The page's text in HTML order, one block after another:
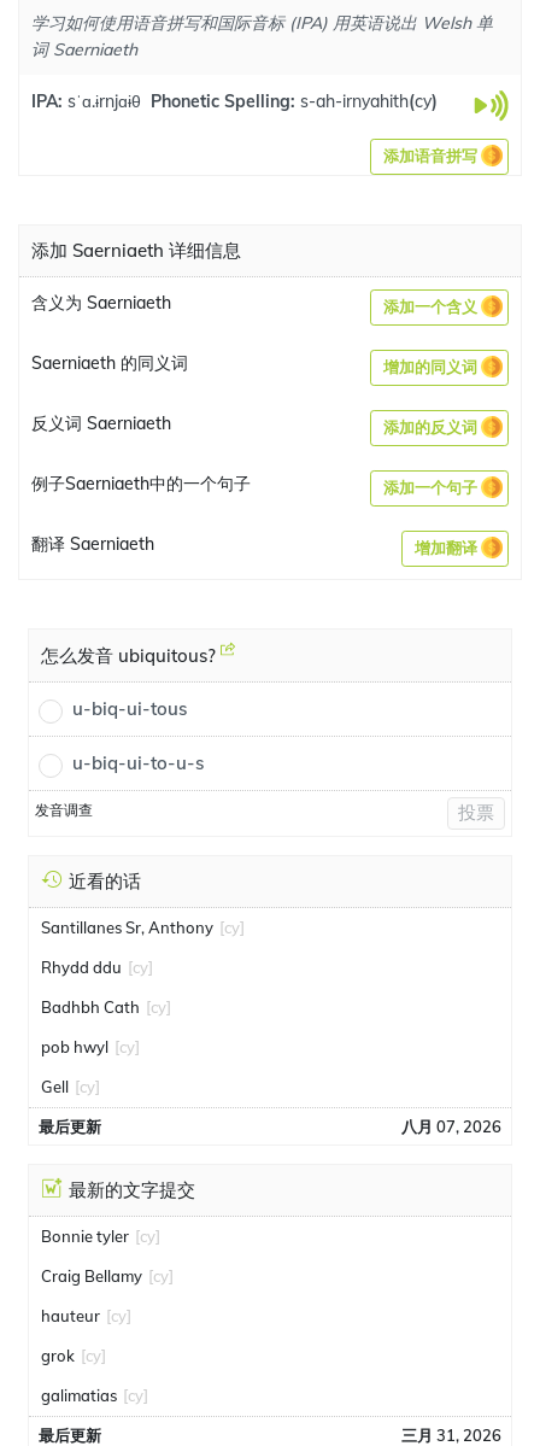
学习如何使用语音拼写和国际音标 (IPA) 用英语说出 Welsh 单
词 Saerniaeth
IPA: sˈɑ.ɨrnjɑɨθ Phonetic Spelling: s-ah-irnyahith(cy)
添加语音拼写
添加 Saerniaeth 详细信息
含义为 Saerniaeth 添加一个含义
Saerniaeth 的同义词 增加的同义词
反义词 Saerniaeth 添加的反义词
例子Saerniaeth中的一个句子 添加一个句子
翻译 Saerniaeth 增加翻译
怎么发音 ubiquitous?
u-biq-ui-tous
u-biq-ui-to-u-s
发音调查 投票
近看的话
Santillanes Sr, Anthony [cy]
Rhydd ddu [cy]
Badhbh Cath [cy]
pob hwyl [cy]
Gell [cy]
最后更新 八月 07, 2026
最新的文字提交
Bonnie tyler [cy]
Craig Bellamy [cy]
hauteur [cy]
grok [cy]
galimatias [cy]
最后更新 三月 31, 2026